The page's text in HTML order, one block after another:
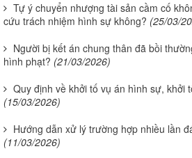
Tự ý chuyển nhượng tài sản cầm cố
cứu trách nhiệm hình sự không? (25/03/
Người bị kết án chung thân đã bồi
hình phạt? (21/03/2026)
Quy định về khởi tố vụ án hình sự, khởi
(15/03/2026)
Hướng dẫn xử lý trường hợp nhiều lần
(11/03/2026)